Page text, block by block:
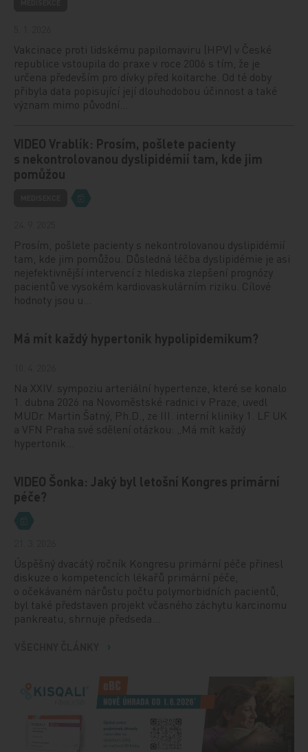
Vakcinace proti lidskému papilomaviru (HPV) v České
republice vstoupila do praxe v roce 2006 s tím, že je
určena především pro dívky před koitarche. Od té doby
přibyla data popisující její dlouhodobou účinnost a také
význam mimo původní…
VIDEO Vrablík: Prosím, pošlete pacienty
s nekontrolovanou dyslipidémií tam, kde jim
pomůžou
Prosím, pošlete pacienty s nekontrolovanou dyslipidémií
tam, kde jim pomůžou. Důsledná léčba dyslipidémie je asi
nejefektivnější intervencí z hlediska zlepšení prognózy
pacientů ve vysokém kardiovaskulárním riziku. Cílové
hodnoty jsou u…
Má mít každý hypertonik hypolipidemikum?
Na XXIV. sympoziu arteriální hypertenze, které se konalo
1. dubna 2026 na Novoměstské radnici v Praze, uvedl
MUDr. Martin Šatný, Ph.D., ze III. interní kliniky 1. LF UK
a VFN Praha své sdělení otázkou: „Má mít každý
hypertonik…
VIDEO Šonka: Jaký byl letošní Kongres primární
péče?
Úspěšný dvacátý ročník Kongresu primární péče přinesl
diskuze o kompetencích lékařů primární péče,
o očekávaném nárůstu počtu polymorbidních pacientů,
byl také představen projekt včasného záchytu karcinomu
pankreatu, shrnuje předseda…